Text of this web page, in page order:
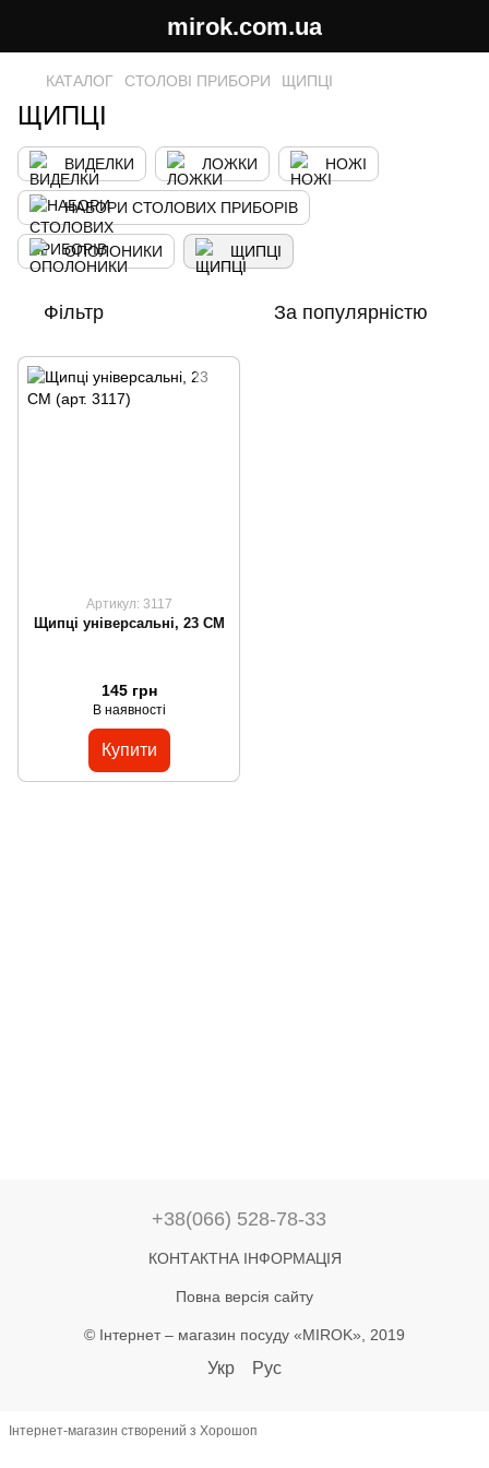
mirok.com.ua
КАТАЛОГ СТОЛОВІ ПРИБОРИ ЩИПЦІ
ЩИПЦІ
ВИДЕЛКИ ЛОЖКИ НОЖІ
НАБОРИ СТОЛОВИХ ПРИБОРІВ
ОПОЛОНИКИ ЩИПЦІ
Фільтр За популярністю
Артикул: 3117
Щипці універсальні, 23 СМ
145 грн
В наявності
Купити
+38(066) 528-78-33
КОНТАКТНА ІНФОРМАЦІЯ
Повна версія сайту
© Інтернет – магазин посуду «MIROK», 2019
Укр Рус
Інтернет-магазин створений з Хорошоп